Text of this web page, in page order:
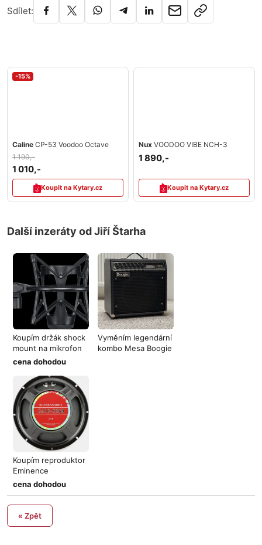
Sdílet:
-15%
Caline CP-53 Voodoo Octave
1 190,-
1 010,-
Koupit na Kytary.cz
Nux VOODOO VIBE NCH-3
1 890,-
Koupit na Kytary.cz
Další inzeráty od Jiří Štarha
Koupím držák shock
mount na mikrofon
Shure KS
cena dohodou
Vyměním legendární
kombo Mesa Boogie
Koupím reproduktor
Eminence
Alessandro GA10-S
cena dohodou
« Zpět